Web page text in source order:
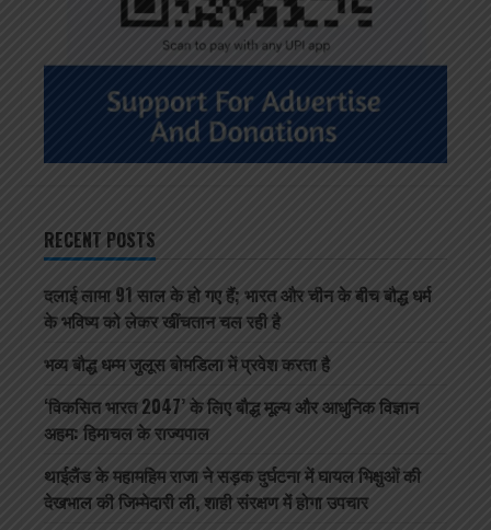
RECENT POSTS
दलाई लामा 91 साल के हो गए हैं; भारत और चीन के बीच बौद्ध धर्म
के भविष्य को लेकर खींचतान चल रही है
भव्य बौद्ध धम्म जुलूस बोमडिला में प्रवेश करता है
‘विकसित भारत 2047’ के लिए बौद्ध मूल्य और आधुनिक विज्ञान
अहम: हिमाचल के राज्यपाल
थाईलैंड के महामहिम राजा ने सड़क दुर्घटना में घायल भिक्षुओं की
देखभाल की जिम्मेदारी ली, शाही संरक्षण में होगा उपचार